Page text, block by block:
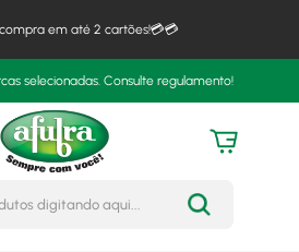
em até 2 cartões!💳💳
selecionadas. Consulte regulamento!
Busque seus produtos